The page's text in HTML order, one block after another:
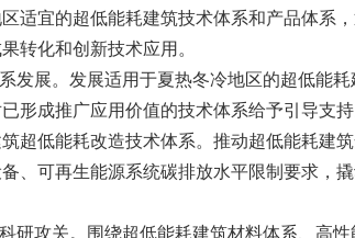
适宜的超低能耗建筑技术体系和产品体系
转化和创新技术应用。
发展。发展适用于夏热冬冷地区的超低能
形成推广应用价值的技术体系给予引导支
超低能耗改造技术体系。推动超低能耗建
、可再生能源系统碳排放水平限制要求，
研攻关。围绕超低能耗建筑材料体系、高